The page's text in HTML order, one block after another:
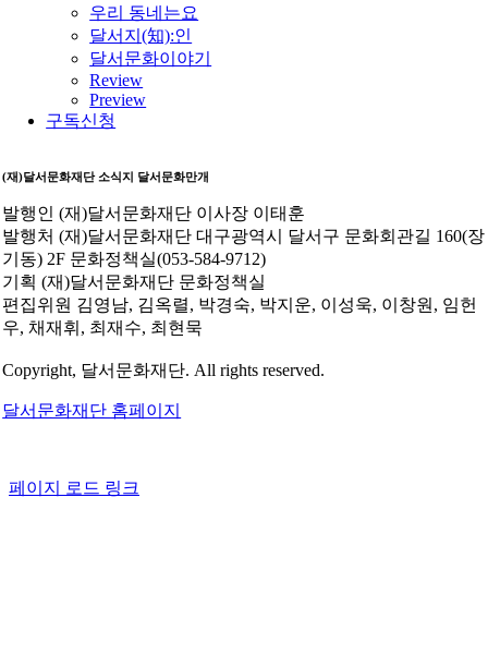
우리 동네는요
달서지(知):인
달서문화이야기
Review
Preview
구독신청
(재)달서문화재단 소식지 달서문화만개
발행인 (재)달서문화재단 이사장 이태훈
발행처 (재)달서문화재단 대구광역시 달서구 문화회관길 160(장
기동) 2F 문화정책실(053-584-9712)
기획 (재)달서문화재단 문화정책실
편집위원 김영남, 김옥렬, 박경숙, 박지운, 이성욱, 이창원, 임헌
우, 채재휘, 최재수, 최현묵
Copyright, 달서문화재단. All rights reserved.
달서문화재단 홈페이지
페이지 로드 링크